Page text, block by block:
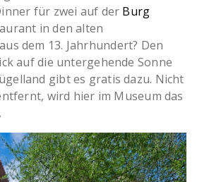
für zwei auf der Burg
in den alten
dem 13. Jahrhundert? Den
auf die untergehende Sonne
gibt es gratis dazu. Nicht
wird hier im Museum das